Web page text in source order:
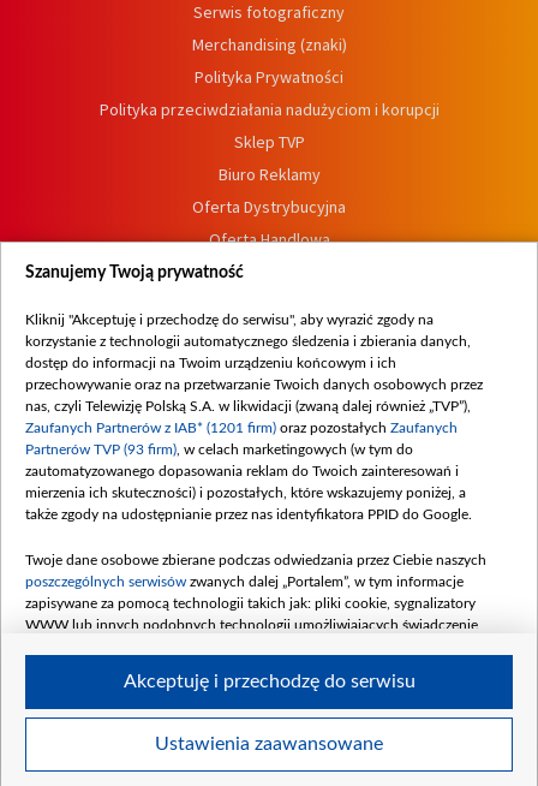
Serwis fotograficzny
Merchandising (znaki)
Polityka Prywatności
Polityka przeciwdziałania nadużyciom i korupcji
Sklep TVP
Biuro Reklamy
Oferta Dystrybucyjna
Oferta Handlowa
Dostępność
Procedura zgłoszeń wewnętrznych
© 2026 Telewizja Polska S. A. w likwidacji
Szanujemy Twoją prywatność
Kliknij "Akceptuję i przechodzę do serwisu", aby wyrazić zgody na
korzystanie z technologii automatycznego śledzenia i zbierania danych,
dostęp do informacji na Twoim urządzeniu końcowym i ich
przechowywanie oraz na przetwarzanie Twoich danych osobowych przez
nas, czyli Telewizję Polską S.A. w likwidacji (zwaną dalej również „TVP”),
Zaufanych Partnerów z IAB* (1201 firm) oraz pozostałych Zaufanych
Partnerów TVP (93 firm) , w celach marketingowych (w tym do
zautomatyzowanego dopasowania reklam do Twoich zainteresowań i
mierzenia ich skuteczności) i pozostałych, które wskazujemy poniżej, a
także zgody na udostępnianie przez nas identyfikatora PPID do Google.
Twoje dane osobowe zbierane podczas odwiedzania przez Ciebie naszych
poszczególnych serwisów zwanych dalej „Portalem”, w tym informacje
zapisywane za pomocą technologii takich jak: pliki cookie, sygnalizatory
WWW lub innych podobnych technologii umożliwiających świadczenie
Twoje dane osobowe zbierane podczas odwiedzania przez Ciebie
Ustawienia zaawansowane
Akceptuję i przechodzę do serwisu